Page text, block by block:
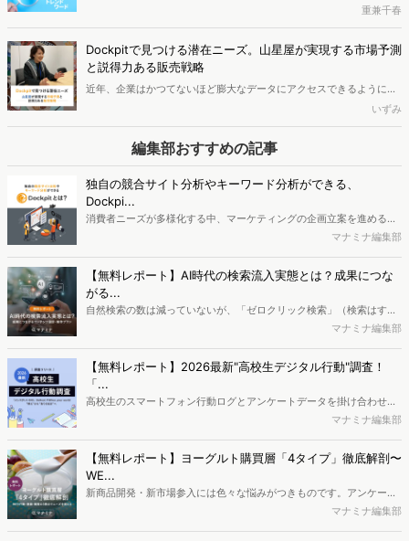
な1年だったのでしょうか？2024年新語・流行語大賞の分析とヴァリ
ューズで分析した今年1年間の週間検索キーワードランキングから
2024年のトレンドを分析しました。
重兼千春
Dockpitで見つける潜在ニーズ。山星屋が実現する市場予測
と説得力ある販売戦略
近年、企業はかつてないほど膨大なデータにアクセスできるようにな
っています。しかし、真に価値あるインサイトを得ることに依然とし
て課題を感じているマーケターも少なくないのではないでしょうか。
創業115年を誇る菓子専門商社の株式会社山星屋は、Web行動ログ分
析ツール「Dockpit」を活用し、従来の販売データでは捉えきれなか
った消費者の潜在ニーズを可視化。さらに、1年後、3年後の市場動向
を予測し、商品開発や販売戦略の立案につなげています。今回は同社
の鈴木美和氏に活用事例とDockpitだからこそ得られる価値を伺いま
した。
いずみ
編集部おすすめの記事
独自の競合サイト分析やキーワード分析ができる、
Dockpi...
消費者ニーズが多様化する中、マーケティングの企画立案を進める上
で、競合分析や消費者分析の重要性がより高まっています。Web行動
データを活用し、Web上の消費者行動を起点とした競合サイト分析や
消費者分析が可能です。今回はDockpitならではの利便性の高い機能
や活用方法を解説します。
マナミナ編集部
【無料レポート】AI時代の検索流入実態とは？成果につな
がる...
自然検索の数は減っていないが、「ゼロクリック検索」（検索はする
がページには流入しない）の割合が増加しているのが、AI時代の検索
か、また、要因を理解した上で、成果に確実につながるコンテンツを
制作するにはどうするべきなのでしょうか。本レポートはこのような
疑問をお抱えのSEO・Webマーケティングご担当者様におすすめの内
容となっています。※本レポートは記事のフォームから無料でダウン
マナミナ編集部
【無料レポート】2026最新"高校生デジタル行動"調査！
「...
高校生のスマートフォン行動ログとアンケートデータを掛け合わせ、
最新の若年層（高校生）におけるデジタル行動実態やSNSの利用傾向
ち、スマートフォンを取り巻く環境が成熟するなか、新興SNSの台頭
により高校生のデジタルライフスタイルは新たな変化を見せていま
す。※資料は記事内の入力フォームより、ダウンロードいただけま
マナミナ編集部
【無料レポート】ヨーグルト購買層「4タイプ」徹底解剖〜
WE...
新商品開発・新市場参入には色々な悩みがつきものです。アンケート
調査を実施しても、購買実態が不透明、新商品の受容性も判断しきれ
マナミナ編集部